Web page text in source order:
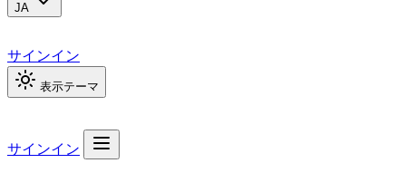
JA
サインイン
表示テーマ
サインイン